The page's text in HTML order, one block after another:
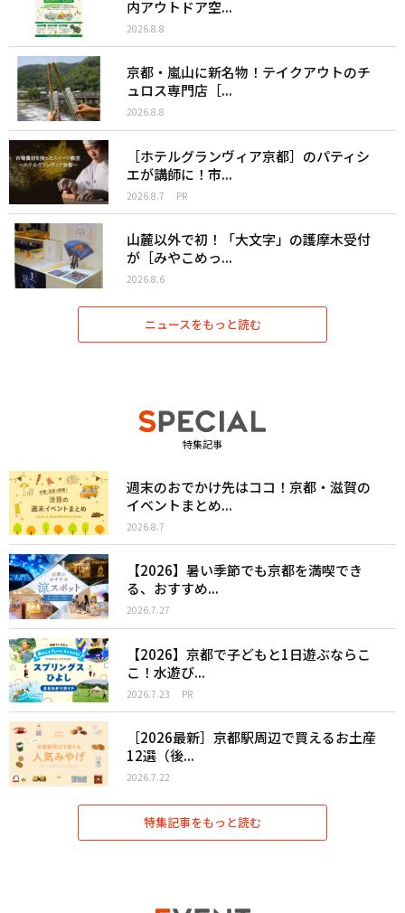
内アウトドア空...
2026.8.8
京都・嵐山に新名物！テイクアウトのチ
ュロス専門店［...
2026.8.8
［ホテルグランヴィア京都］のパティシ
エが講師に！市...
2026.8.7 PR
山麓以外で初！「大文字」の護摩木受付
が［みやこめっ...
2026.8.6
ニュースをもっと読む
特集記事
週末のおでかけ先はココ！京都・滋賀の
イベントまとめ...
2026.8.7
【2026】暑い季節でも京都を満喫でき
る、おすすめ...
2026.7.27
【2026】京都で子どもと1日遊ぶならこ
こ！水遊び...
2026.7.23 PR
［2026最新］京都駅周辺で買えるお土産
12選（後...
2026.7.22
特集記事をもっと読む